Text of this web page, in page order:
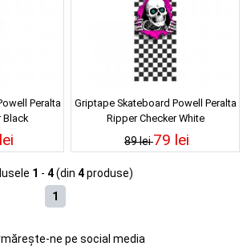
Peralta
Black
Griptape Skateboard Powell Peralta
Ripper Checker White
89 lei79 lei
1 - 4(din 4produse)
1
ne pe social media